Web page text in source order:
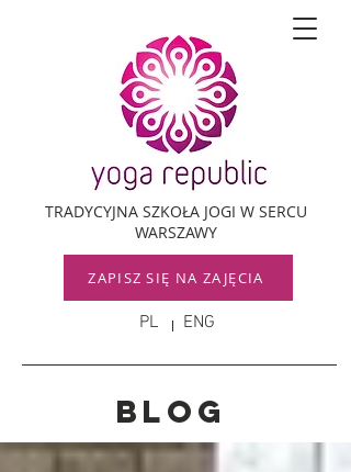
TRADYCYJNA SZKOŁA JOGI W SERCU
WARSZAWY
PL ENG
ZAPISZ SIĘ NA ZAJĘCIA
Blog